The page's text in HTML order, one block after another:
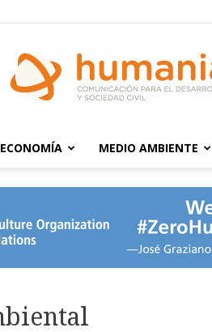
ECONOMÍA MEDIO AMBIENTE